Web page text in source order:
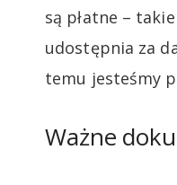
są płatne –
udostępnia za
temu jesteśmy
Ważne